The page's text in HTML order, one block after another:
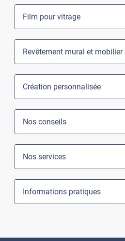
Film pour vitrage
Revêtement mural et mobilier
Création personnalisée
Nos conseils
Nos services
Informations pratiques